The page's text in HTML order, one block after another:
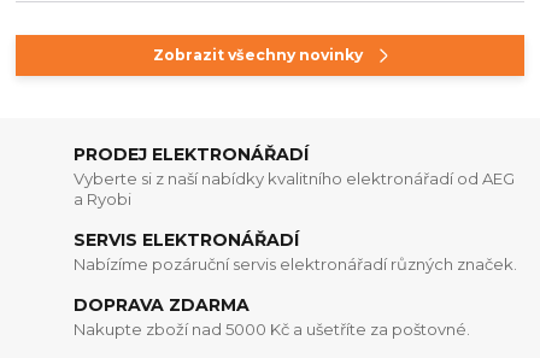
Zobrazit všechny novinky
PRODEJ ELEKTRONÁŘADÍ
Vyberte si z naší nabídky kvalitního elektronářadí od AEG
a Ryobi
SERVIS ELEKTRONÁŘADÍ
Nabízíme pozáruční servis elektronářadí různých značek.
DOPRAVA ZDARMA
Nakupte zboží nad 5000 Kč a ušetříte za poštovné.